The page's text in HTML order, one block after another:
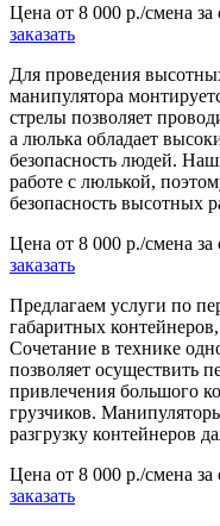
Цена от 8 000 р./смена за
заказать
Для проведения
манипулятора
стрелы позволяет
а люлька обладает
безопасность людей.
работе с люлькой,
безопасность высотных
Цена от 8 000 р./смена за
заказать
Предлагаем услуги по
габаритных
Сочетание в технике
позволяет осуществить
привлечения большого
грузчиков.
разгрузку контейнеров
Цена от 8 000 р./смена за
заказать